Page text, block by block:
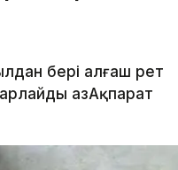
бері алғаш рет
ҚазАқпарат